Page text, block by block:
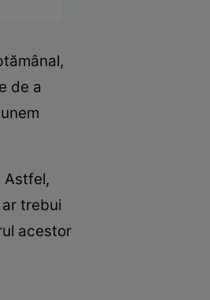
de a
Astfel,
trebui
acestor